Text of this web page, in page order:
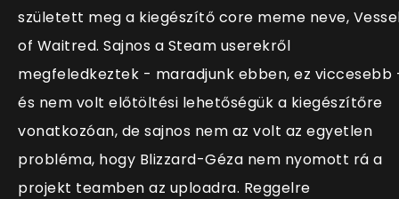
született meg a kiegészítő core meme neve,
of Waitred. Sajnos a Steam userekről
megfeledkeztek - maradjunk ebben, ez viccesebb
és nem volt előtöltési lehetőségük a kiegészítőre
vonatkozóan, de sajnos nem az volt az egyetlen
probléma, hogy Blizzard-Géza nem nyomott rá a
projekt teamben az uploadra. Reggelre